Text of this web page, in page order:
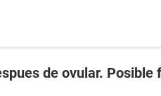
de ovular. Posible